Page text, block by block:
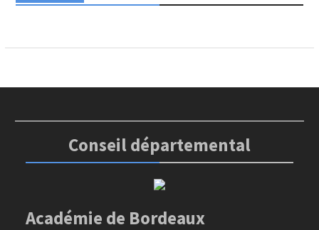
Conseil départemental
Académie de Bordeaux